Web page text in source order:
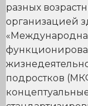
разных
организацией
подростков